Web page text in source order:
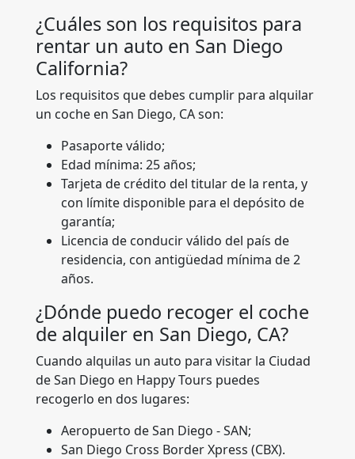
¿Cuáles son los requisitos para
rentar un auto en San Diego
California?
Los requisitos que debes cumplir para alquilar
un coche en San Diego, CA son:
Pasaporte válido;
Edad mínima: 25 años;
Tarjeta de crédito del titular de la renta, y
con límite disponible para el depósito de
garantía;
Licencia de conducir válido del país de
residencia, con antigüedad mínima de 2
años.
¿Dónde puedo recoger el coche
de alquiler en San Diego, CA?
Cuando alquilas un auto para visitar la Ciudad
de San Diego en Happy Tours puedes
recogerlo en dos lugares:
Aeropuerto de San Diego - SAN;
San Diego Cross Border Xpress (CBX).